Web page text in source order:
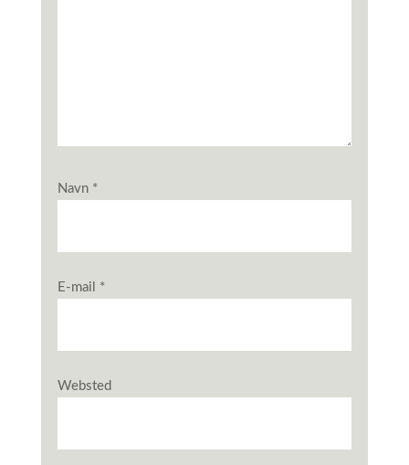
Navn *
E-mail *
Websted